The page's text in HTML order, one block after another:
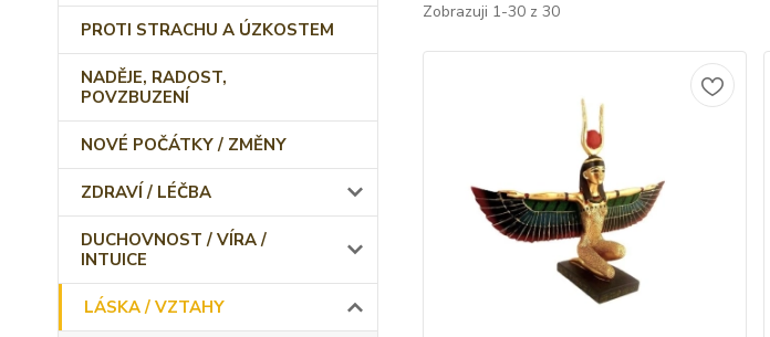
PROTI STRACHU A ÚZKOSTEM
NADĚJE, RADOST,
POVZBUZENÍ
NOVÉ POČÁTKY / ZMĚNY
ZDRAVÍ / LÉČBA
DUCHOVNOST / VÍRA /
INTUICE
LÁSKA / VZTAHY
Zobrazuji 1-30 z 30